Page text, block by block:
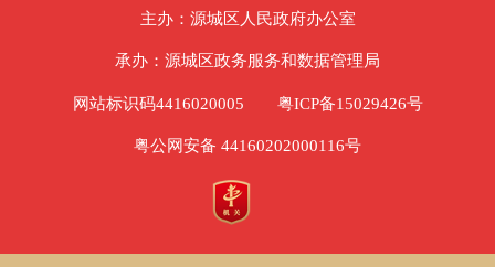
主办：源城区人民政府办公室
承办：源城区政务服务和数据管理局
网站标识码4416020005 粤ICP备15029426号
粤公网安备 44160202000116号